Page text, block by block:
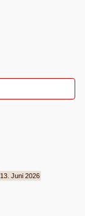
13. Juni 2026